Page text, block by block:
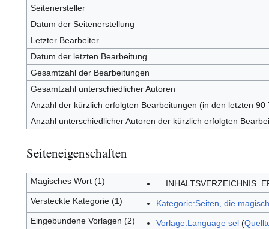
Seitenersteller
Datum der Seitenerstellung
Letzter Bearbeiter
Datum der letzten Bearbeitung
Gesamtzahl der Bearbeitungen
Gesamtzahl unterschiedlicher Autoren
Anzahl der kürzlich erfolgten Bearbeitungen (in den letzten 90
Anzahl unterschiedlicher Autoren der kürzlich erfolgten
Seiteneigenschaften
Magisches Wort (1)
Versteckte Kategorie (1)
Kategorie:Seiten, die
Eingebundene Vorlagen (2)
Vorlage:Language sel(